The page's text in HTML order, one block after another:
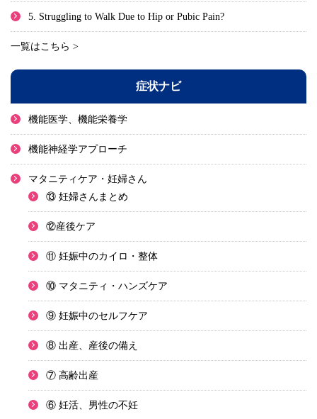
5. Struggling to Walk Due to Hip or Pubic Pain?
一覧はこちら >
症状ナビ
機能医学、機能栄養学
機能神経学アプローチ
マタニティケア・妊婦さん
⑬ 妊婦さんまとめ
⑫産後ケア
⑪ 妊娠中のカイロ・整体
⑩ マタニティ・ハンズケア
⑨ 妊娠中のセルフケア
⑧ 出産、産後の備え
⑦ 高齢出産
⑥ 妊活、男性の不妊